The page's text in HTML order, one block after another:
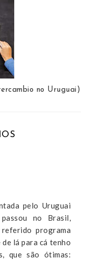
no Uruguai)
pelo Uruguai
no Brasil,
programa
lá para cá tenho
que são ótimas: